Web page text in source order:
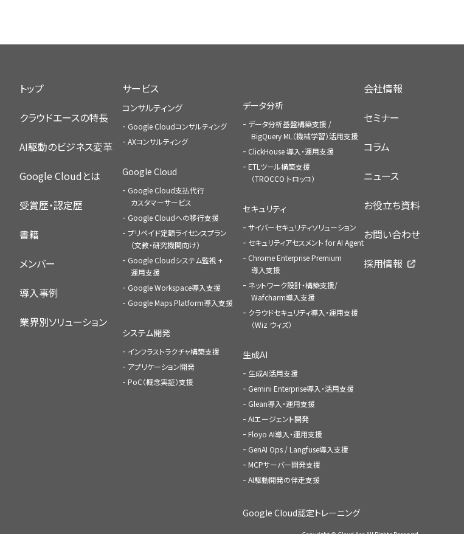
トップ
クラウドエースの特長
AI駆動のビジネス変革
Google Cloudとは
受賞歴・認定歴
書籍
メンバー
導入事例
業界別ソリューション
サービス
コンサルティング
Google Cloudコンサルティング
AXコンサルティング
Google Cloud
Google Cloud支払代行
カスタマーサービス
Google Cloudへの移行支援
プリペイド定額ライセンスプラン
（文教・研究機関向け）
Google Cloudシステム監視 +
運用支援
Google Workspace導入支援
Google Maps Platform導入支援
システム開発
インフラストラクチャ構築支援
アプリケーション開発
PoC（概念実証）支援
データ分析
データ分析基盤構築支援 /
BigQuery ML（機械学習）活用支援
ClickHouse 導入・運用支援
ETLツール構築支援
（TROCCO トロッコ）
セキュリティ
サイバーセキュリティソリューション
セキュリティアセスメント for AI Agent
Chrome Enterprise Premium
導入支援
ネットワーク設計・構築支援/
Wafcharm導入支援
クラウドセキュリティ導入・運用支援
（Wiz ウィズ）
生成AI
生成AI活用支援
Gemini Enterprise導入・活用支援
Glean導入・運用支援
AIエージェント開発
Floyo AI導入・運用支援
GenAI Ops / Langfuse導入支援
MCPサーバー開発支援
AI駆動開発の伴走支援
Google Cloud認定トレーニング
会社情報
セミナー
コラム
ニュース
お役立ち資料
お問い合わせ
採用情報